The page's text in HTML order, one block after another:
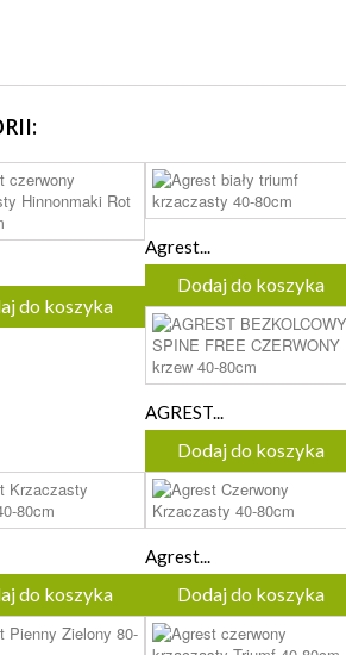
do koszyka
Agrest...
Dodaj do koszyka
AGREST...
Dodaj do koszyka
do koszyka
Agrest...
Dodaj do koszyka